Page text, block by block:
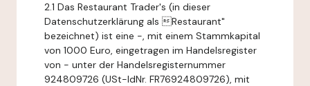
2.1 Das Restaurant Trader's (in dieser
Datenschutzerklärung als Restaurant"
bezeichnet) ist eine -, mit einem Stammkapital
von 1000 Euro, eingetragen im Handelsregister
von - unter der Handelsregisternummer
924809726 (USt-IdNr. FR76924809726), mit